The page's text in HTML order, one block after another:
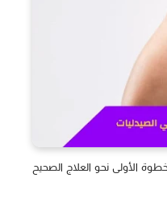
الأولى نحو العلاج الصحيح